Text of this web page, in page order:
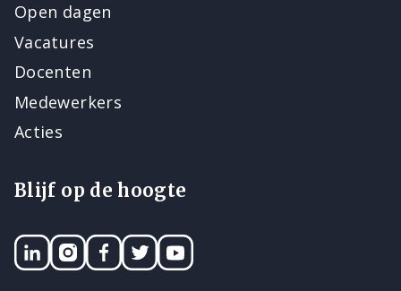
Open dagen
Vacatures
Docenten
Medewerkers
Acties
Blijf op de hoogte
LinkedINInstagram
Facebook
TwitterYouTube